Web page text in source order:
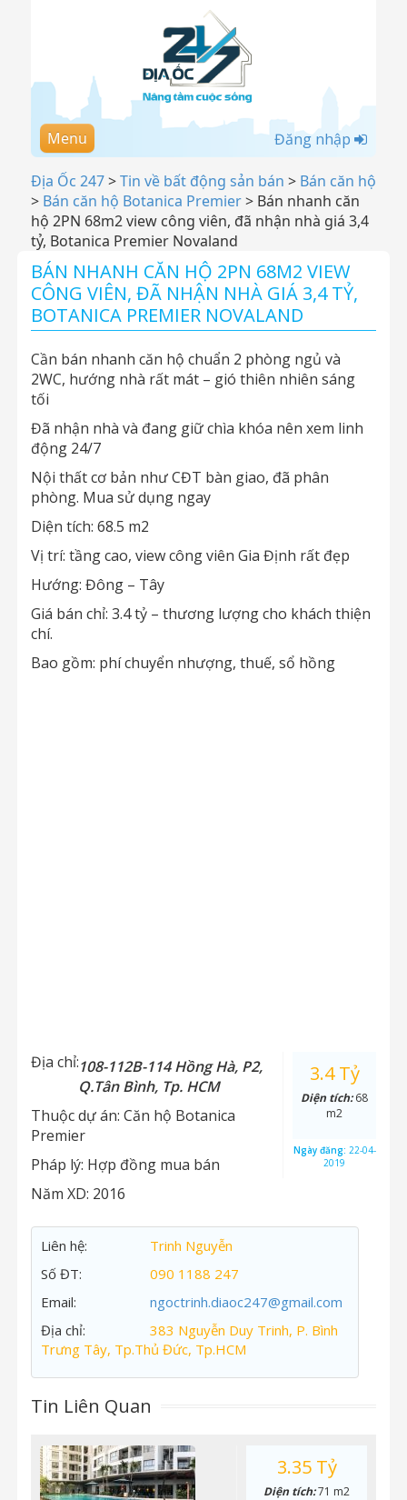
Menu Đăng nhập
Địa Ốc 247>Tin về bất động sản bán > Bán căn hộ
> Bán căn hộ Botanica Premier> Bán nhanh căn
hộ 2PN 68m2 view công viên, đã nhận nhà giá 3,4
tỷ, Botanica Premier Novaland
BÁN NHANH CĂN HỘ 2PN 68M2 VIEW
CÔNG VIÊN, ĐÃ NHẬN NHÀ GIÁ 3,4 TỶ,
BOTANICA PREMIER NOVALAND
Cần bán nhanh căn hộ chuẩn 2 phòng ngủ và
2WC, hướng nhà rất mát – gió thiên nhiên sáng
tối
Đã nhận nhà và đang giữ chìa khóa nên xem linh
động 24/7
Nội thất cơ bản như CĐT bàn giao, đã phân
phòng. Mua sử dụng ngay
Diện tích: 68.5 m2
Vị trí: tầng cao, view công viên Gia Định rất đẹp
Hướng: Đông – Tây
Giá bán chỉ: 3.4 tỷ – thương lượng cho khách thiện
chí.
Bao gồm: phí chuyển nhượng, thuế, sổ hồng
Địa chỉ:108-112B-114 Hồng Hà, P2,
Q.Tân Bình, Tp. HCM
Thuộc dự án: Căn hộ Botanica
Premier
Pháp lý: Hợp đồng mua bán
Năm XD: 2016
3.4 Tỷ
Diện tích:68
m2
Ngày đăng: 22-04-
2019
Liên hệ:
Trinh Nguyễn
Số ĐT:
090 1188 247
Email:
ngoctrinh.diaoc247@gmail.com
Địa chỉ:
383 Nguyễn Duy Trinh, P. Bình
Trưng Tây, Tp.Thủ Đức, Tp.HCM
Tin Liên Quan
3.35 Tỷ
Diện tích:71 m2